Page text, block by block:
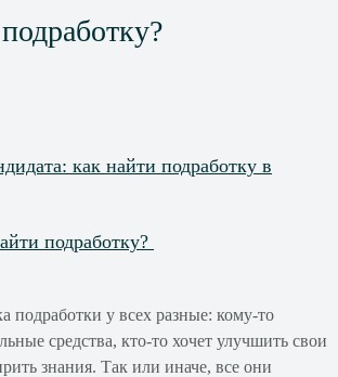
как найти подработку в
подработку?
подработки у всех разные: кому-то
средства, кто-то хочет улучшить свои
знания. Так или иначе, все они